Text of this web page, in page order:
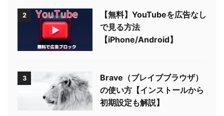
2
【無料】YouTubeを広告なし
で見る方法
【iPhone/Android】
3
Brave（ブレイブブラウザ）
の使い方【インストールから
初期設定も解説】